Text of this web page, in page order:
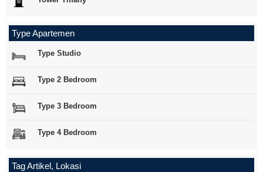
Type Apartemen
Type Studio
Type 2 Bedroom
Type 3 Bedroom
Type 4 Bedroom
Tag Artikel, Lokasi